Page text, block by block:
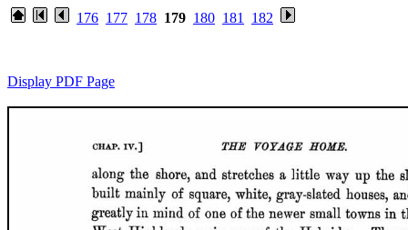
176 177 178 179 180 181 182
Display PDF Page